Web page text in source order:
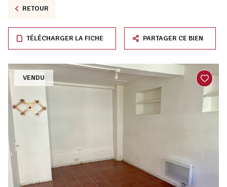
RETOUR
TÉLÉCHARGER LA FICHE PARTAGER CE BIEN
VENDU